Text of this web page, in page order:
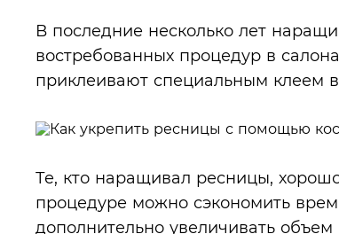
В последние несколько лет
востребованных процедур в
приклеивают специальным клеем
Те, кто наращивал ресницы,
процедуре можно сэкономить
дополнительно увеличивать